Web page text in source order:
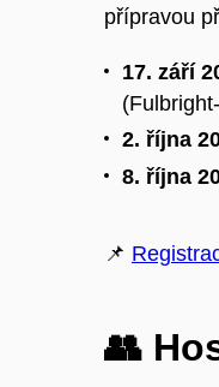
přípravou
17. září
2. října
8. října
📌
👥